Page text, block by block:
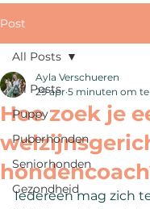
Post
All Posts
Puppy
Puberhonden
Seniorhonden
Gezondheid
All Posts
Hoe zoek je
Ayla Verschueren
29 apr 5 minuten om te
Iedereen mag zich